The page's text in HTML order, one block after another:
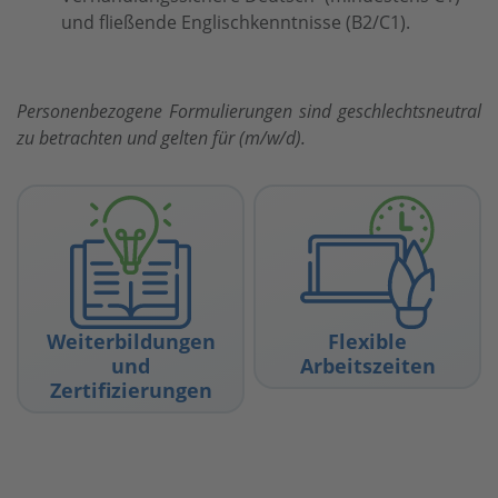
und fließende Englischkenntnisse (B2/C1).
Personenbezogene Formulierungen sind geschlechtsneutral
zu betrachten und gelten für (m/w/d).
Weiterbildungen
und
Zertifizierungen
Weiterbildungen
und Zertifizierungen
Praxisnahe Schulungen und
Weiterbildungen bringen
dich fachlich und
persönlich spürbar voran.
Flexible
Arbeitszeiten
Flexible
Arbeitszeiten
Flexible Zeiten helfen dir
dabei, Beruf und
Privatleben passend
miteinander zu verbinden.